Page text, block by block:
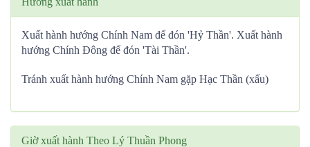
Xuất hành hướng Chính Nam để đón 'Hỷ Thần'. Xuất hành
hướng Chính Đông để đón 'Tài Thần'.
Tránh xuất hành hướng Chính Nam gặp Hạc Thần (xấu)
Giờ xuất hành Theo Lý Thuần Phong